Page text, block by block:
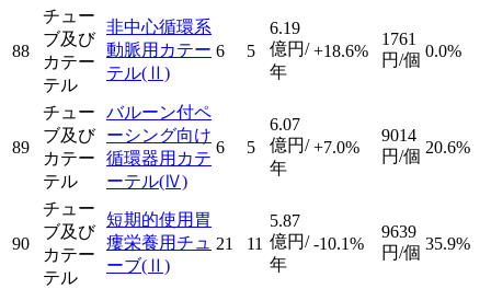
88
チュー
ブ及び
カテー
テル
非中心循環系
動脈用カテー
テル(Ⅱ)
6 5
6.19
億円/
年
+18.6%
1761
円/個 0.0%
89
チュー
ブ及び
カテー
テル
バルーン付ペ
ーシング向け
循環器用カテ
ーテル(Ⅳ)
6 5
6.07
億円/
年
+7.0%
9014
円/個 20.6%
90
チュー
ブ及び
カテー
テル
短期的使用胃
瘻栄養用チュ
ーブ(Ⅱ)
21 11
5.87
億円/
年
-10.1%
9639
円/個 35.9%